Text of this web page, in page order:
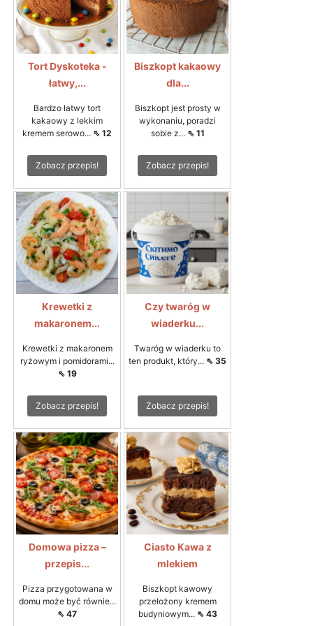
Tort Dyskoteka -
łatwy,...
Bardzo łatwy tort
kakaowy z lekkim
kremem serowo... ⇖ 12
Zobacz przepis!
Biszkopt kakaowy
dla...
Biszkopt jest prosty w
wykonaniu, poradzi
sobie z... ⇖ 11
Zobacz przepis!
Krewetki z
makaronem...
Krewetki z makaronem
ryżowym i pomidorami...
⇖ 19
Zobacz przepis!
Czy twaróg w
wiaderku...
Twaróg w wiaderku to
ten produkt, który... ⇖ 35
Zobacz przepis!
Domowa pizza –
przepis...
Pizza przygotowana w
domu może być równie...
⇖ 47
Ciasto Kawa z
mlekiem
Biszkopt kawowy
przełożony kremem
budyniowym... ⇖ 43